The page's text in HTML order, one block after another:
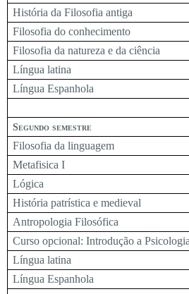
História da Filosofia antiga
Filosofia do conhecimento
Filosofia da natureza e da ciência
Língua latina
Língua Espanhola
Segundo semestre
Filosofia da linguagem
Metafisica I
Lógica
História patrística e medieval
Antropologia Filosófica
Curso opcional: Introdução a Psicologia
Língua latina
Língua Espanhola